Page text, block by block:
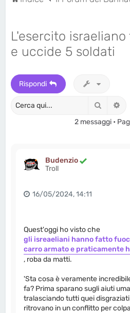
L'esercito
e uccide 5 soldati
Rispondi
Cerca
2 messaggi •
Budenzio
Troll
16/05/2024, 14:11
Quest'oggi ho visto che
gli isreaeliani hanno fatto
carro armato e praticamente
, roba da matti.
'Sta cosa è veramente
fa? Prima sparano sugli aiuti
tralasciando tutti quei
ritrovano in un conflitto per